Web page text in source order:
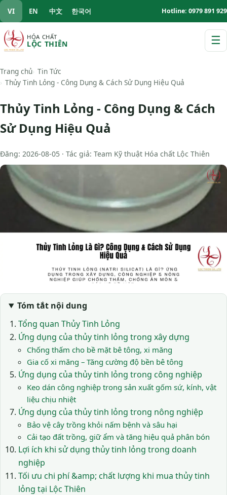
VI EN 中文 한국어 Hotline: 0979 891 929
HÓA CHẤT
LỘC THIÊN ☰
Trang chủ Tin Tức
Thủy Tinh Lỏng - Công Dụng & Cách Sử Dụng Hiệu Quả
Thủy Tinh Lỏng - Công Dụng & Cách
Sử Dụng Hiệu Quả
Đăng: 2026-08-05 · Tác giả: Team Kỹ thuật Hóa chất Lộc Thiên
Tóm tắt nội dung
Tổng quan Thủy Tinh Lỏng
Ứng dụng của thủy tinh lỏng trong xây dựng
Chống thấm cho bề mặt bê tông, xi măng
Gia cố xi măng – Tăng cường độ bền bê tông
Ứng dụng của thủy tinh lỏng trong công nghiệp
Keo dán công nghiệp trong sản xuất gốm sứ, kính, vật
liệu chịu nhiệt
Ứng dụng của thủy tinh lỏng trong nông nghiệp
Bảo vệ cây trồng khỏi nấm bệnh và sâu hại
Cải tạo đất trồng, giữ ẩm và tăng hiệu quả phân bón
Lợi ích khi sử dụng thủy tinh lỏng trong doanh
nghiệp
Tối ưu chi phí &amp; chất lượng khi mua thủy tinh
lỏng tại Lộc Thiên